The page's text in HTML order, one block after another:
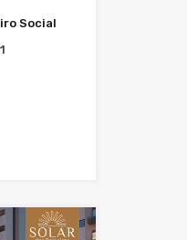
Social
1